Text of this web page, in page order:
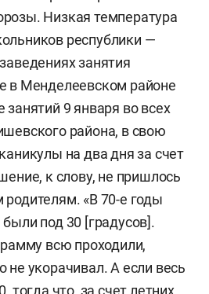
Низкая температура
республики —
занятия
в Менделеевском районе
9 января во всех
района, в свою
каникулы на два дня за счет
к слову, не пришлось
«В 70-е годы
под 30 [градусов].
всю проходили,
не укорачивал. А если весь
тогда что, за счет летних